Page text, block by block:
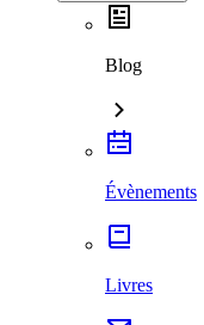
Blog
Évènements
Livres